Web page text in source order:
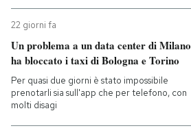
22 giorni fa
Un problema a un data center di Milano
ha bloccato i taxi di Bologna e Torino
Per quasi due giorni è stato impossibile
prenotarli sia sull'app che per telefono, con
molti disagi